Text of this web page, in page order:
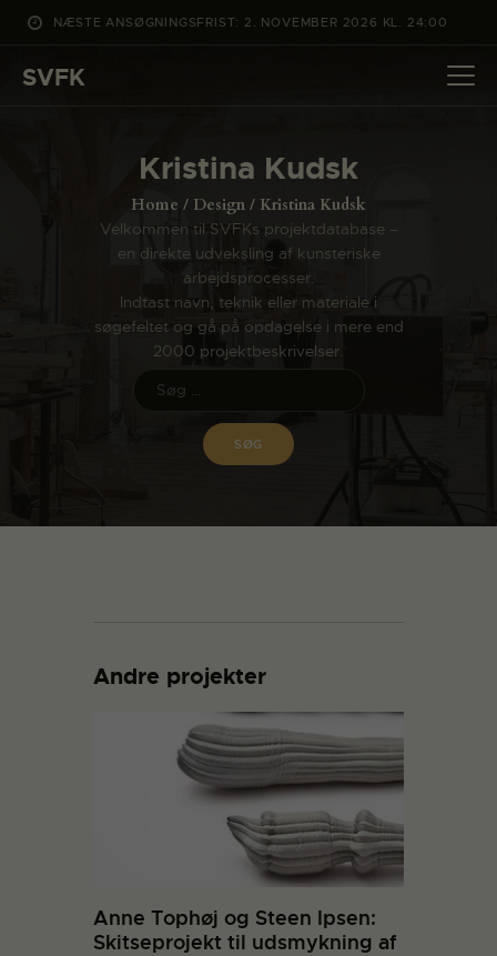
NÆSTE ANSØGNINGSFRIST: 2. NOVEMBER 2026 KL. 24:00
SVFK
Kristina Kudsk
Home Design Kristina Kudsk
Velkommen til SVFKs projektdatabase –
en direkte udveksling af kunsteriske
arbejdsprocesser.
Indtast navn, teknik eller materiale i
søgefeltet og gå på opdagelse i mere end
2000 projektbeskrivelser.
DET SKER
CHANNEL
ANSØG
OM SVFK
ENGLISH
Andre projekter
Anne Tophøj og Steen Ipsen:
Skitseprojekt til udsmykning af